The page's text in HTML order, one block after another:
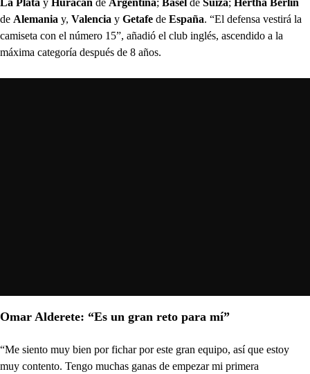
La Plata y Huracán de Argentina; Basel de Suiza; Hertha Berlín
de Alemania y, Valencia y Getafe de España. “El defensa vestirá la
camiseta con el número 15”, añadió el club inglés, ascendido a la
máxima categoría después de 8 años.
Omar Alderete: “Es un gran reto para mí”
“Me siento muy bien por fichar por este gran equipo, así que estoy
muy contento. Tengo muchas ganas de empezar mi primera